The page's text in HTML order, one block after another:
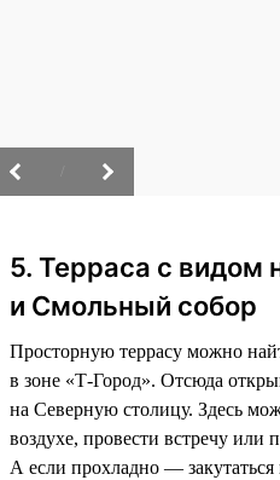
5. Терраса с видом
и Смольный собор
Просторную террасу можно
в зоне «Т-Город». Отсюда
на Северную столицу. Здесь
воздухе, провести встречу или
А если прохладно —